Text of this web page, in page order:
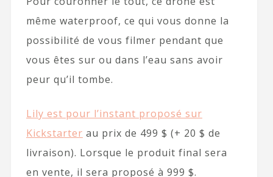
même waterproof, ce qui vous donne la
possibilité de vous filmer pendant que
vous êtes sur ou dans l’eau sans avoir
peur qu’il tombe.
Lily est pour l’instant proposé sur
Kickstarter au prix de 499 $ (+ 20 $ de
livraison). Lorsque le produit final sera
en vente, il sera proposé à 999 $.